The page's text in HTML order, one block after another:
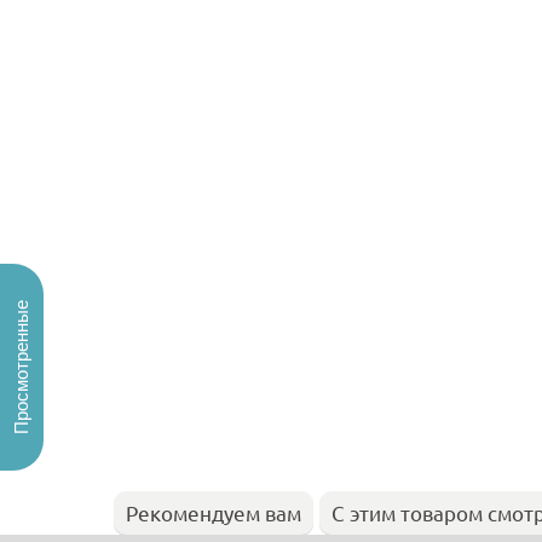
Рекомендуем вам С этим товаром
Просмотренные